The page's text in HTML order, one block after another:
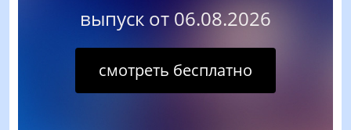
выпуск от 06.08.2026
смотреть бесплатно